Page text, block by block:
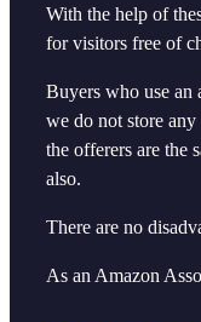
With the help of
for visitors free of
Buyers who use an
we do not store
the offerers are the
also.
There are no
As an Amazon